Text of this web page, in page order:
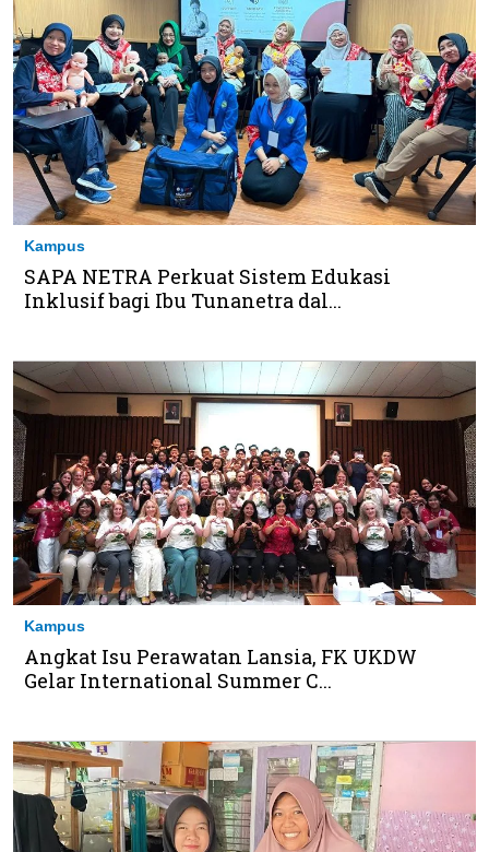
Kampus
SAPA NETRA Perkuat Sistem Edukasi
Inklusif bagi Ibu Tunanetra dal...
Kampus
Angkat Isu Perawatan Lansia, FK UKDW
Gelar International Summer C...